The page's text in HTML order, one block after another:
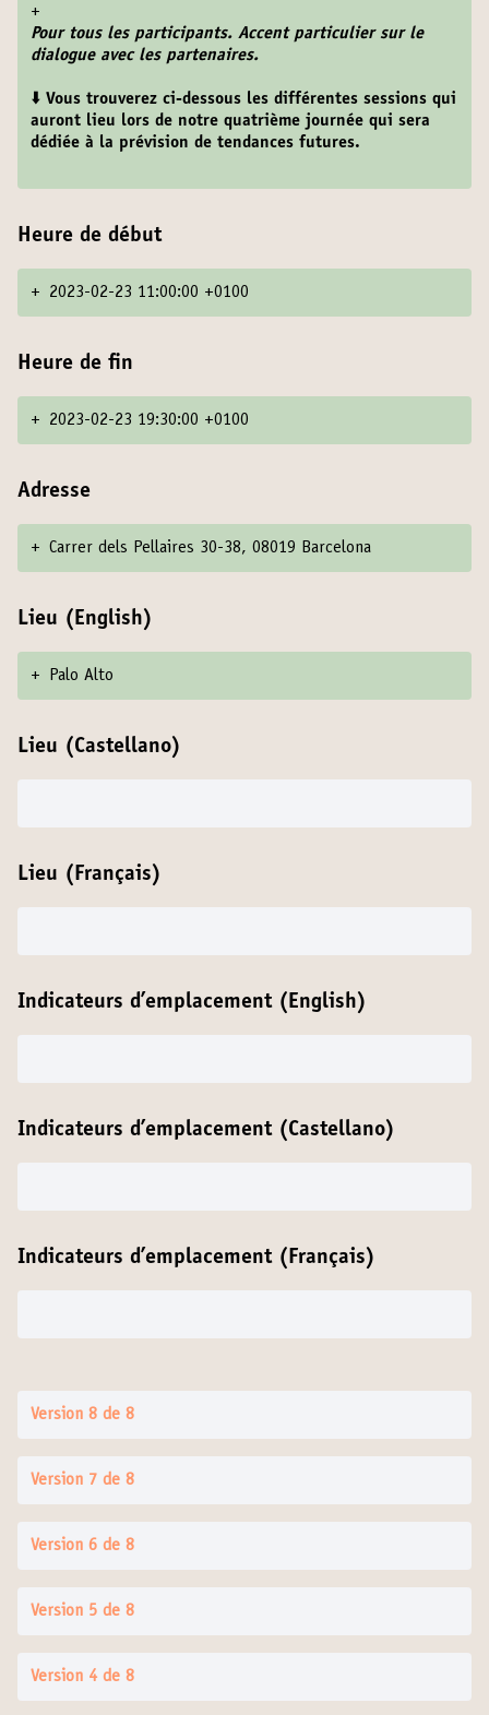
+
Pour tous les participants. Accent particulier sur le
dialogue avec les partenaires.
⬇️ Vous trouverez ci-dessous les différentes sessions qui
auront lieu lors de notre quatrième journée qui sera
dédiée à la prévision de tendances futures.
Heure de début
+ 2023-02-23 11:00:00 +0100
Heure de fin
+ 2023-02-23 19:30:00 +0100
Adresse
+ Carrer dels Pellaires 30-38, 08019 Barcelona
Lieu (English)
+ Palo Alto
Lieu (Castellano)
Lieu (Français)
Indicateurs d’emplacement (English)
Indicateurs d’emplacement (Castellano)
Indicateurs d’emplacement (Français)
Version 8 de 8
Version 7 de 8
Version 6 de 8
Version 5 de 8
Version 4 de 8